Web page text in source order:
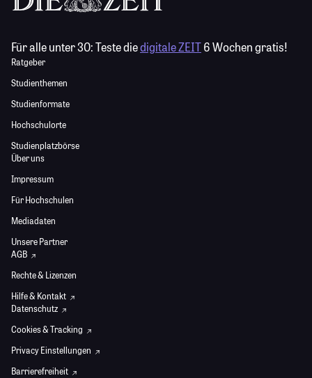
Für alle unter 30:Teste diedigitale ZEIT6 Wochen gratis!
Ratgeber
Studienthemen
Studienformate
Hochschulorte
Studienplatzbörse
Über uns
Impressum
Für Hochschulen
Mediadaten
Unsere Partner
AGB
Rechte & Lizenzen
Hilfe & Kontakt
Datenschutz
Cookies & Tracking
Privacy Einstellungen
Barrierefreiheit